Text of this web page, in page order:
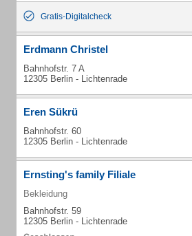
Gratis-Digitalcheck
Erdmann Christel
Bahnhofstr. 7 A
12305 Berlin - Lichtenrade
Eren Sükrü
Bahnhofstr. 60
12305 Berlin - Lichtenrade
Ernsting's family Filiale
Bekleidung
Bahnhofstr. 59
12305 Berlin - Lichtenrade